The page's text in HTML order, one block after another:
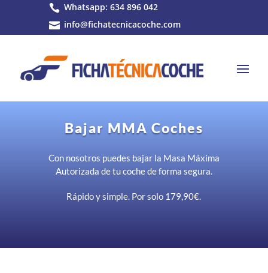
 Whatsapp: 634 896 042
 info@fichatecnicacoche.com
Bajar MMA Coches
Con nosotros puedes bajar la Masa Máxima
Autorizada de tu coche de forma segura.
Rápido y simple. Por solo 179,90€.